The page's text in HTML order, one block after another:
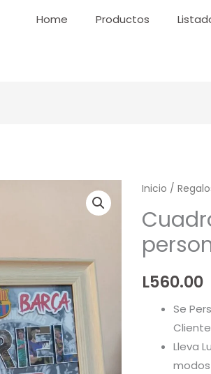
Home Productos
Inicio /
L560.00
Se
Lleva
Cuadro
personalizado
cantidad